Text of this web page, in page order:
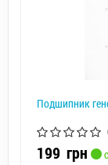
Подшипник
199 грн